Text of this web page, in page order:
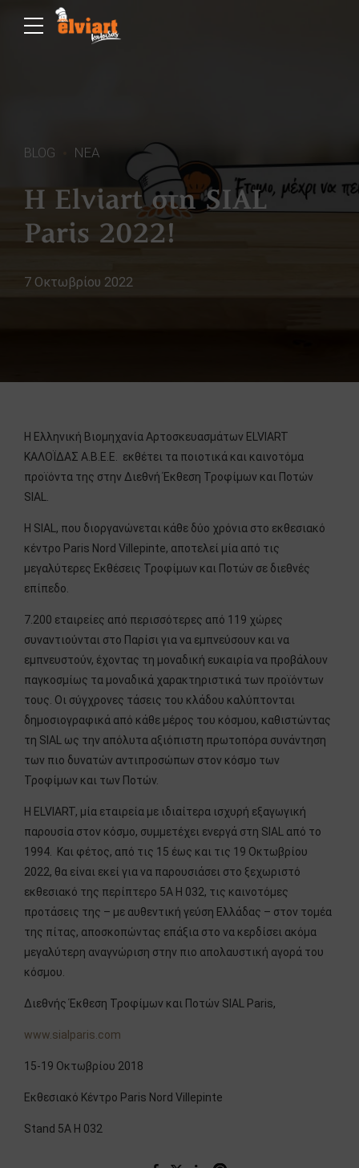
BLOG ΝΕΑ
Η Elviart στη SIAL
Paris 2022!
7 Οκτωβρίου 2022
H Ελληνική Βιομηχανία Αρτοσκευασμάτων ELVIART
ΚΑΛΟЇΔΑΣ Α.Β.Ε.Ε. εκθέτει τα ποιοτικά και καινοτόμα
προϊόντα της στην Διεθνή Έκθεση Τροφίμων και Ποτών
SIAL.
Η SIAL, που διοργανώνεται κάθε δύο χρόνια στο εκθεσιακό
κέντρο Paris Nord Villepinte, αποτελεί μία από τις
μεγαλύτερες Εκθέσεις Τροφίμων και Ποτών σε διεθνές
επίπεδο.
7.200 εταιρείες από περισσότερες από 119 χώρες
συναντιούνται στο Παρίσι για να εμπνεύσουν και να
εμπνευστούν, έχοντας τη μοναδική ευκαιρία να προβάλουν
παγκοσμίως τα μοναδικά χαρακτηριστικά των προϊόντων
τους. Οι σύγχρονες τάσεις του κλάδου καλύπτονται
δημοσιογραφικά από κάθε μέρος του κόσμου, καθιστώντας
τη SIAL ως την απόλυτα αξιόπιστη πρωτοπόρα συνάντηση
των πιο δυνατών αντιπροσώπων στον κόσμο των
Τροφίμων και των Ποτών.
Η ELVIART, μία εταιρεία με ιδιαίτερα ισχυρή εξαγωγική
παρουσία στον κόσμο, συμμετέχει ενεργά στη SIAL από το
1994. Και φέτος, από τις 15 έως και τις 19 Οκτωβρίου
2022, θα είναι εκεί για να παρουσιάσει στο ξεχωριστό
εκθεσιακό της περίπτερο 5A H 032, τις καινοτόμες
προτάσεις της – με αυθεντική γεύση Ελλάδας – στον τομέα
της πίτας, αποσκοπώντας επάξια στο να κερδίσει ακόμα
μεγαλύτερη αναγνώριση στην πιο απολαυστική αγορά του
κόσμου.
Διεθνής Έκθεση Τροφίμων και Ποτών SIAL Paris,
www.sialparis.com
15-19 Οκτωβρίου 2018
Εκθεσιακό Κέντρο Paris Nord Villepinte
Stand 5A H 032